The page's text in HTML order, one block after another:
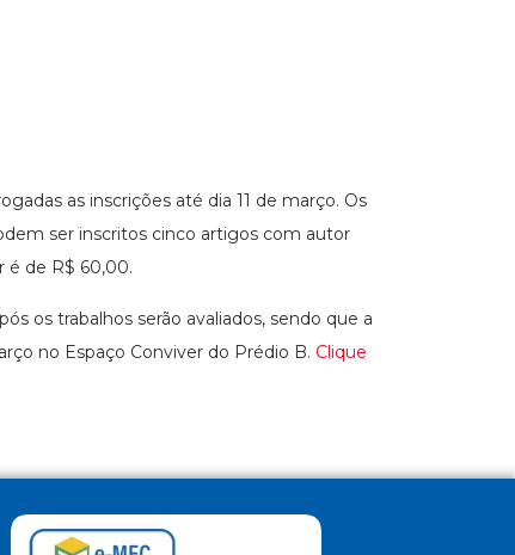
as inscrições até dia 11 de março. Os
ser inscritos cinco artigos com autor
é de R$ 60,00.
os trabalhos serão avaliados, sendo que a
no Espaço Conviver do Prédio B. Clique